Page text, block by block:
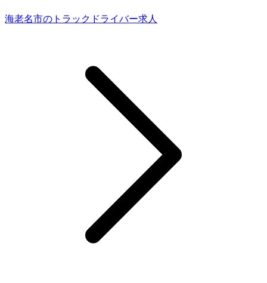
海老名市のトラックドライバー求人